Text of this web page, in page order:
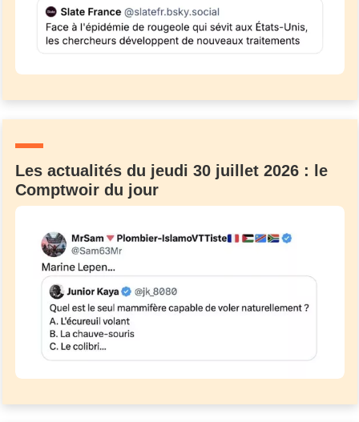
Les actualités du jeudi 30 juillet 2026 : le
Comptwoir du jour